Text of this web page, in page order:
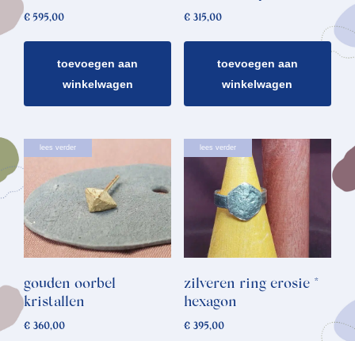
€ 595,00
toevoegen aan
winkelwagen
€315,00
toevoegen aan
winkelwagen
lees verder
gouden oorbel
kristallen
€ 360,00
lees verder
zilveren ring erosie *
hexagon
€395,00